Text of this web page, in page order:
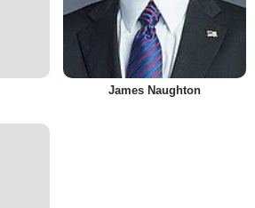
James Naughton